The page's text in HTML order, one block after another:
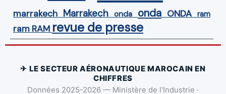
marrakech Marrakech onda onda ONDA ram
ram RAM revue de presse
✈ LE SECTEUR AÉRONAUTIQUE MAROCAIN EN
CHIFFRES
Données 2025-2026 — Ministère de l'Industrie ·